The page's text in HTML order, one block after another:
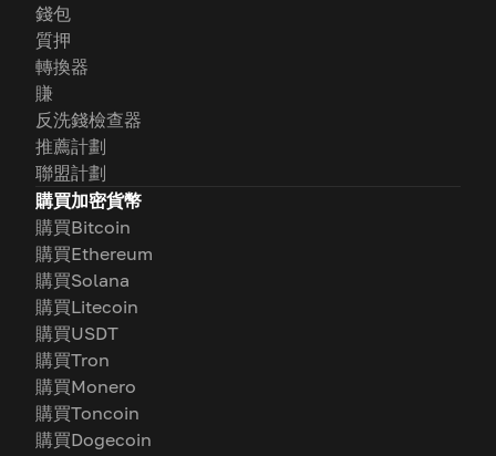
錢包
質押
轉換器
賺
反洗錢檢查器
推薦計劃
聯盟計劃
購買加密貨幣
購買Bitcoin
購買Ethereum
購買Solana
購買Litecoin
購買USDT
購買Tron
購買Monero
購買Toncoin
購買Dogecoin